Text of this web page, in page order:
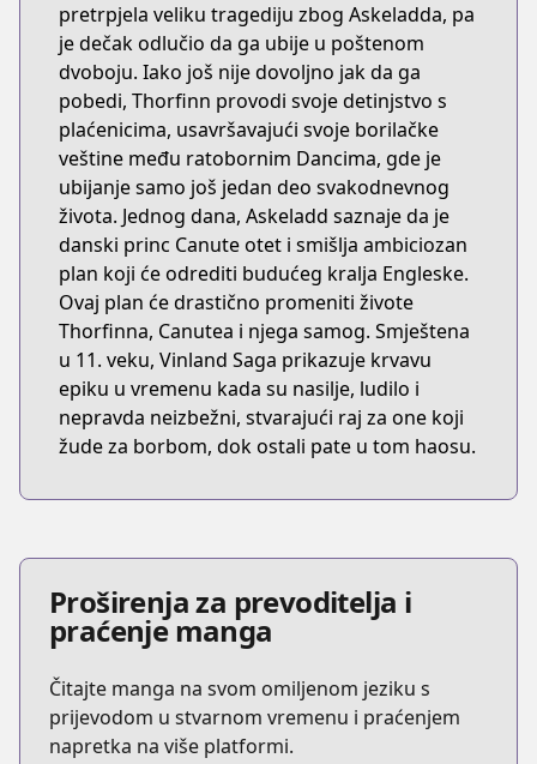
pretrpjela veliku tragediju zbog Askeladda, pa
je dečak odlučio da ga ubije u poštenom
dvoboju. Iako još nije dovoljno jak da ga
pobedi, Thorfinn provodi svoje detinjstvo s
plaćenicima, usavršavajući svoje borilačke
veštine među ratobornim Dancima, gde je
ubijanje samo još jedan deo svakodnevnog
života. Jednog dana, Askeladd saznaje da je
danski princ Canute otet i smišlja ambiciozan
plan koji će odrediti budućeg kralja Engleske.
Ovaj plan će drastično promeniti živote
Thorfinna, Canutea i njega samog. Smještena
u 11. veku, Vinland Saga prikazuje krvavu
epiku u vremenu kada su nasilje, ludilo i
nepravda neizbežni, stvarajući raj za one koji
žude za borbom, dok ostali pate u tom haosu.
Proširenja za prevoditelja i
praćenje manga
Čitajte manga na svom omiljenom jeziku s
prijevodom u stvarnom vremenu i praćenjem
napretka na više platformi.